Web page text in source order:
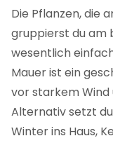
Die Pflanzen, die
gruppierst du am
wesentlich
Mauer ist ein
vor starkem Wind
Alternativ setzt
Winter ins Haus,